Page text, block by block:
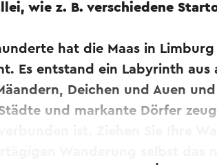
wie z. B. verschiedene
hat die Maas in
Es entstand ein Labyrinth aus
Deichen und Auen
und markante Dörfer